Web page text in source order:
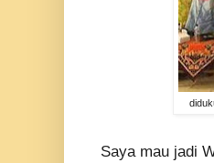
Saya mau jadi